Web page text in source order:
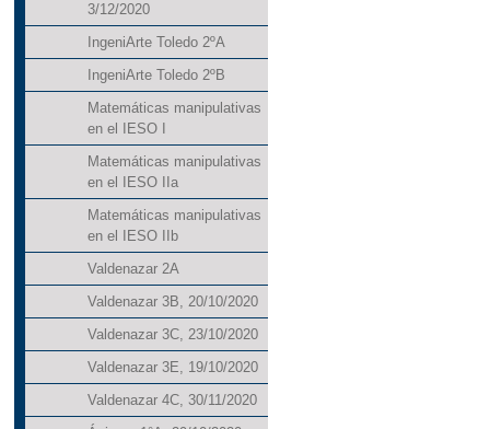
3/12/2020
IngeniArte Toledo 2ºA
IngeniArte Toledo 2ºB
Matemáticas manipulativas
en el IESO I
Matemáticas manipulativas
en el IESO IIa
Matemáticas manipulativas
en el IESO IIb
Valdenazar 2A
Valdenazar 3B, 20/10/2020
Valdenazar 3C, 23/10/2020
Valdenazar 3E, 19/10/2020
Valdenazar 4C, 30/11/2020